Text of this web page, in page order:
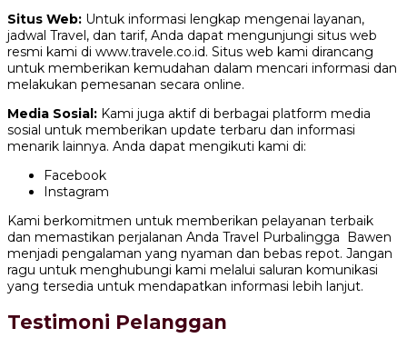
Situs Web: Untuk informasi lengkap mengenai layanan,
jadwal Travel, dan tarif, Anda dapat mengunjungi situs web
resmi kami di www.travele.co.id. Situs web kami dirancang
untuk memberikan kemudahan dalam mencari informasi dan
melakukan pemesanan secara online.
Media Sosial: Kami juga aktif di berbagai platform media
sosial untuk memberikan update terbaru dan informasi
menarik lainnya. Anda dapat mengikuti kami di:
Facebook
Instagram
Kami berkomitmen untuk memberikan pelayanan terbaik
dan memastikan perjalanan Anda Travel Purbalingga Bawen
menjadi pengalaman yang nyaman dan bebas repot. Jangan
ragu untuk menghubungi kami melalui saluran komunikasi
yang tersedia untuk mendapatkan informasi lebih lanjut.
Testimoni Pelanggan